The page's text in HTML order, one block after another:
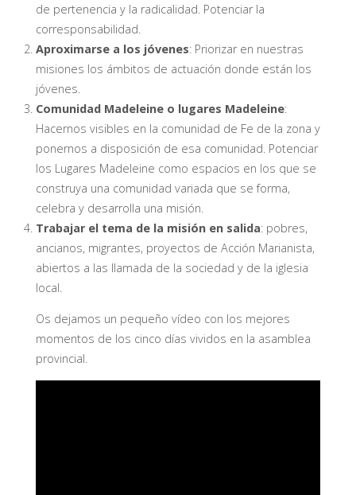
de pertenencia y la radicalidad. Potenciar la
corresponsabilidad.
Aproximarse a los jóvenes: Priorizar en nuestras
misiones los ámbitos de actuación donde están los
jóvenes.
Comunidad Madeleine o lugares Madeleine:
Hacernos visibles en la comunidad de Fe de la zona y
ponernos a disposición de esa comunidad. Potenciar
los Lugares Madeleine como espacios en los que se
construya una comunidad variada que se forma,
celebra y desarrolla una misión.
Trabajar el tema de la misión en salida: pobres,
ancianos, migrantes, proyectos de Acción Marianista,
abiertos a las llamada de la sociedad y de la iglesia
local.
Os dejamos un pequeño vídeo con los mejores
momentos de los cinco días vividos en la asamblea
provincial.